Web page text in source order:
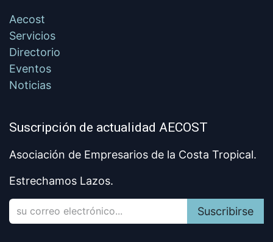
Aecost
Servicios
Directorio
Eventos
Noticias
Suscripción de actualidad AECOST
Asociación de Empresarios de la Costa Tropical.
Estrechamos Lazos.
Suscribirse